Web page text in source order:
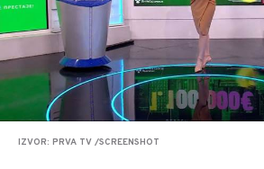
IZVOR: PRVA TV /SCREENSHOT